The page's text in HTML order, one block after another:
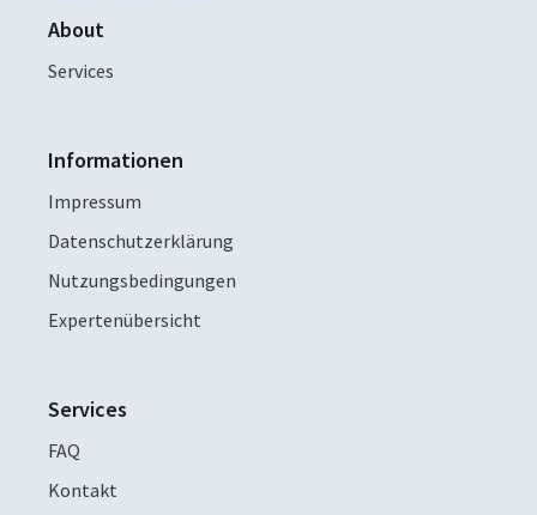
About
Services
Informationen
Impressum
Datenschutzerklärung
Nutzungsbedingungen
Expertenübersicht
Services
FAQ
Kontakt